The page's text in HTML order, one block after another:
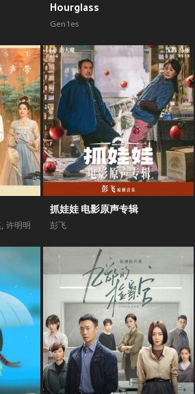
Hourglass
Gen1es
, 许明明
抓娃娃 电影原声专辑
彭飞